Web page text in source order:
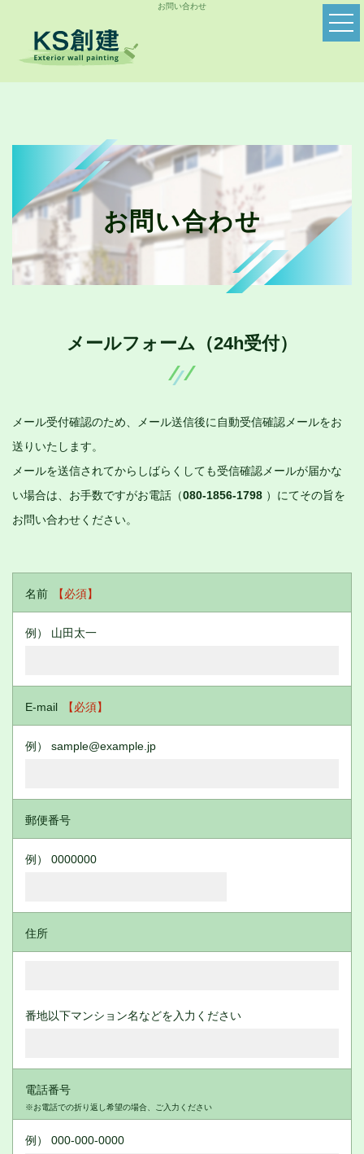
お問い合わせ
お問い合わせ
メールフォーム（24h受付）
メール受付確認のため、メール送信後に自動受信確認メールをお
送りいたします。
メールを送信されてからしばらくしても受信確認メールが届かな
い場合は、お手数ですがお電話（080-1856-1798 ）にてその旨を
お問い合わせください。
名前 【必須】
例） 山田太一
E-mail 【必須】
例） sample@example.jp
郵便番号
例） 0000000
住所
番地以下マンション名などを入力ください
電話番号
※お電話での折り返し希望の場合、ご入力ください
例） 000-000-0000